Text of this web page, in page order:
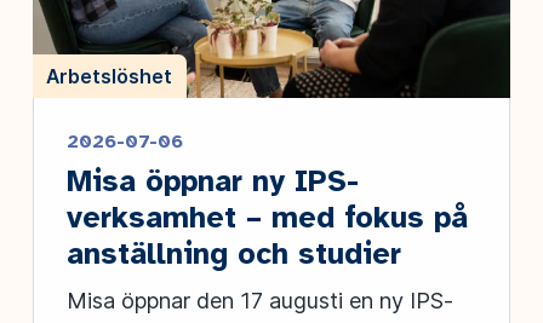
Arbetslöshet
2026-07-06
Misa öppnar ny IPS-
verksamhet – med fokus på
anställning och studier
Misa öppnar den 17 augusti en ny IPS-